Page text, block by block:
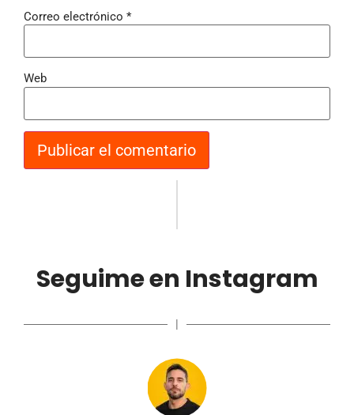
Correo electrónico *
Web
Seguime en Instagram